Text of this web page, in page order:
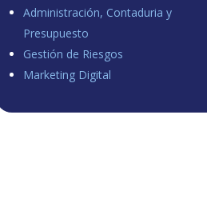
Administración, Contaduria y
Presupuesto
Gestión de Riesgos
Marketing Digital